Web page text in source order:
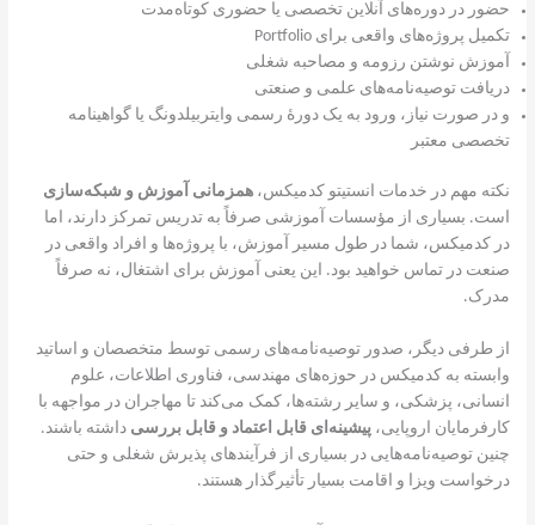
حضور در دوره‌های آنلاین تخصصی یا حضوری کوتاه‌مدت
تکمیل پروژه‌های واقعی برای Portfolio
آموزش نوشتن رزومه و مصاحبه شغلی
دریافت توصیه‌نامه‌های علمی و صنعتی
و در صورت نیاز، ورود به یک دورهٔ رسمی وایتربیلدونگ یا گواهینامه
تخصصی معتبر
نکته مهم در خدمات انستیتو کدمیکس،همزمانی آموزش و شبکه‌سازی
است. بسیاری از مؤسسات آموزشی صرفاً به تدریس تمرکز دارند، اما
در کدمیکس، شما در طول مسیر آموزش، با پروژه‌ها و افراد واقعی در
صنعت در تماس خواهید بود. این یعنی آموزش برای اشتغال، نه صرفاً
مدرک.
از طرفی دیگر، صدور توصیه‌نامه‌های رسمی توسط متخصصان و اساتید
وابسته به کدمیکس در حوزه‌های مهندسی، فناوری اطلاعات، علوم
انسانی، پزشکی، و سایر رشته‌ها، کمک می‌کند تا مهاجران در مواجهه با
کارفرمایان اروپایی،پیشینه‌ای قابل اعتماد و قابل بررسی داشته باشند.
چنین توصیه‌نامه‌هایی در بسیاری از فرآیندهای پذیرش شغلی و حتی
درخواست ویزا و اقامت بسیار تأثیرگذار هستند.